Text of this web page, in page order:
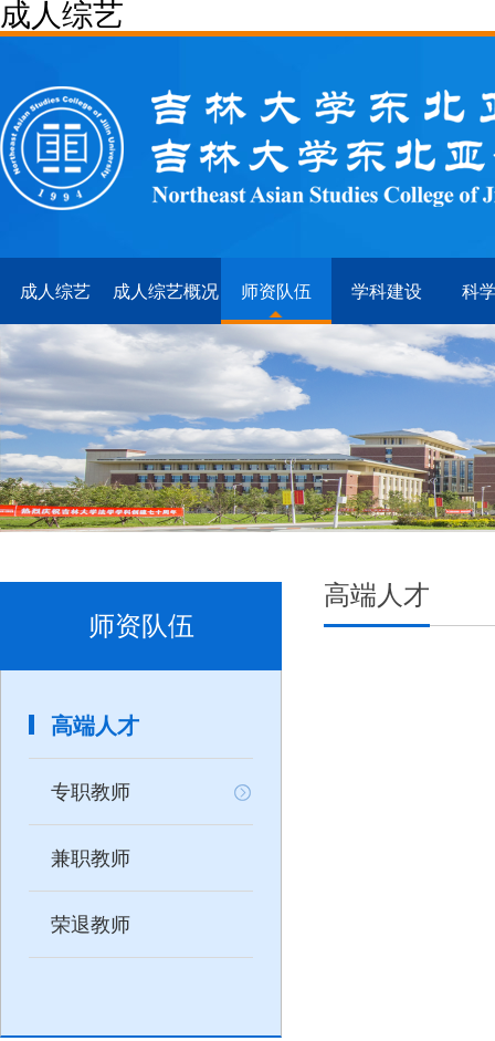
成人综艺
成人综艺 成人综艺概况 师资队伍 学科建设 科
师资队伍
高端人才
专职教师
兼职教师
荣退教师
高端人才